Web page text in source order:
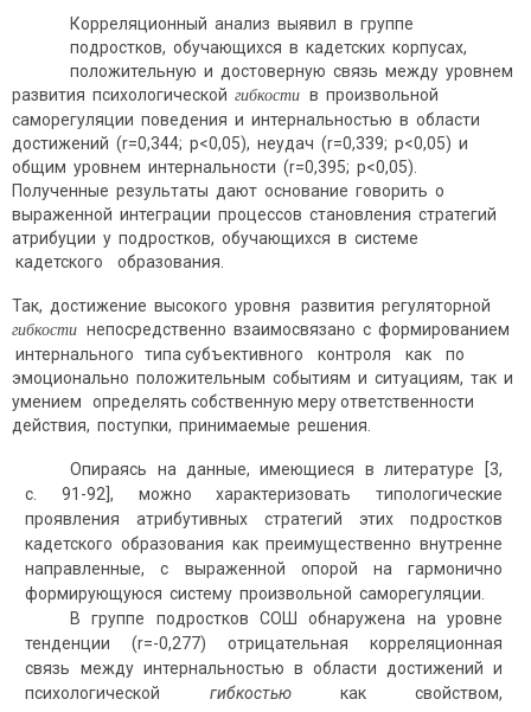
Корреляционный анализ выявил в группе
подростков, обучающихся в кадетских корпусах,
положительную и достоверную связь между уровнем
развития психологической гибкости в произвольной
саморегуляции поведения и интернальностью в области
достижений (r=0,344; р<0,05), неудач (r=0,339; р<0,05) и
общим уровнем интернальности (r=0,395; р<0,05).
Полученные результаты дают основание говорить о
выраженной интеграции процессов становления стратегий
атрибуции у подростков, обучающихся в системе
кадетского образования.
Так, достижение высокого уровня развития регуляторной
гибкости непосредственно взаимосвязано с формированием
интернального типа субъективного контроля как по
эмоционально положительным событиям и ситуациям, так и
умением определять собственную меру ответственности
действия, поступки, принимаемые решения.
Опираясь на данные, имеющиеся в литературе [3,
с. 91-92], можно характеризовать типологические
проявления атрибутивных стратегий этих подростков
кадетского образования как преимущественно внутренне
направленные, с выраженной опорой на гармонично
формирующуюся систему произвольной саморегуляции.
В группе подростков СОШ обнаружена на уровне
тенденции (r=-0,277) отрицательная корреляционная
связь между интернальностью в области достижений и
психологической гибкостью как свойством,